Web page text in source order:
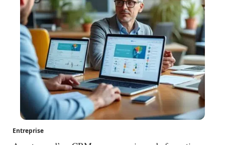
Entreprise